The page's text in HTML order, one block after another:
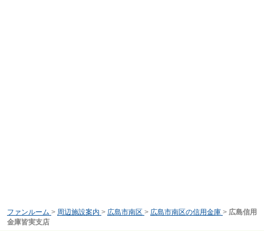
ファンルーム > 周辺施設案内 > 広島市南区 > 広島市南区の信用金庫 > 広島信用
金庫皆実支店